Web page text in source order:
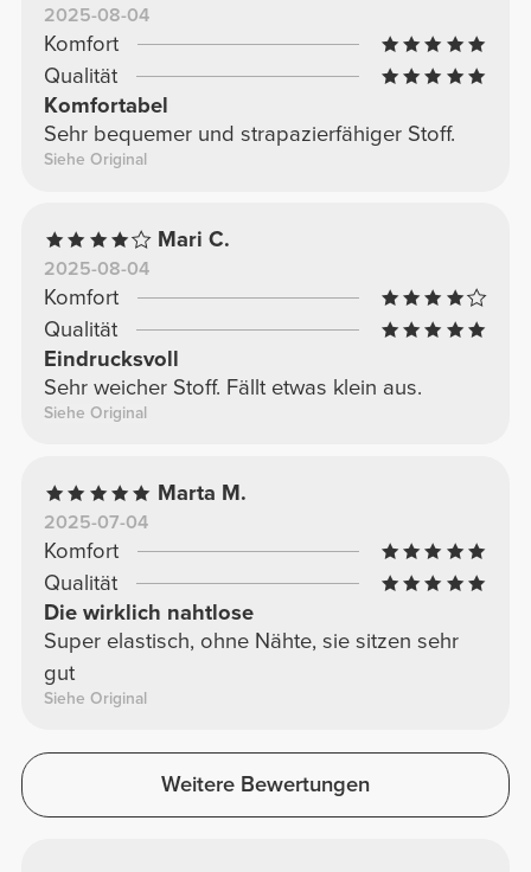
2025-08-04
Komfort
Qualität
Komfortabel
Sehr bequemer und strapazierfähiger Stoff.
Siehe Original
Mari C.
2025-08-04
Komfort
Qualität
Eindrucksvoll
Sehr weicher Stoff. Fällt etwas klein aus.
Siehe Original
Marta M.
2025-07-04
Komfort
Qualität
Die wirklich nahtlose
Super elastisch, ohne Nähte, sie sitzen sehr
gut
Siehe Original
Weitere Bewertungen